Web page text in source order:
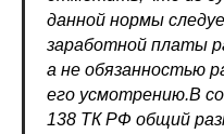
данной нормы
заработной платы
а не обязанностью
его усмотрению.В
138 ТК РФ общий